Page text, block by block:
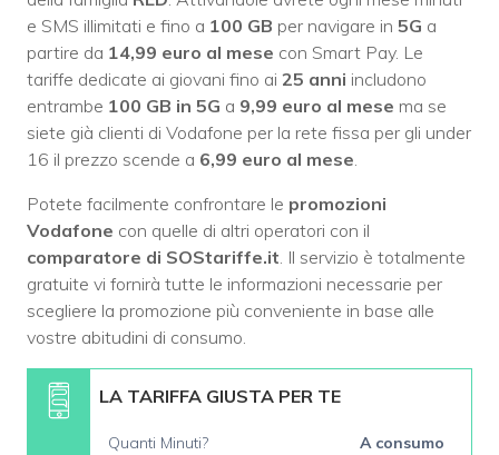
e SMS illimitati e fino a 100 GB per navigare in 5G a
partire da 14,99 euro al mese con Smart Pay. Le
tariffe dedicate ai giovani fino ai 25 anni includono
entrambe 100 GB in 5G a 9,99 euro al mese ma se
siete già clienti di Vodafone per la rete fissa per gli under
16 il prezzo scende a 6,99 euro al mese
Potete facilmente confrontare le promozioni
Vodafone con quelle di altri operatori con il
comparatore di SOStariffe.it . Il servizio è totalmente
gratuite vi fornirà tutte le informazioni necessarie per
scegliere la promozione più conveniente in base alle
vostre abitudini di consumo.
LA TARIFFA GIUSTA PER TE
Quanti Minuti? A consumo